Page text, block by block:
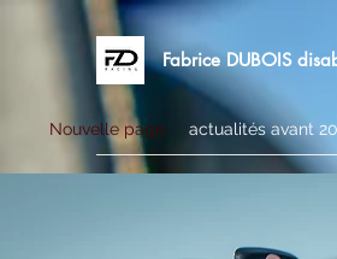
Fabrice DUBOIS
Nouvelle page actualités avant